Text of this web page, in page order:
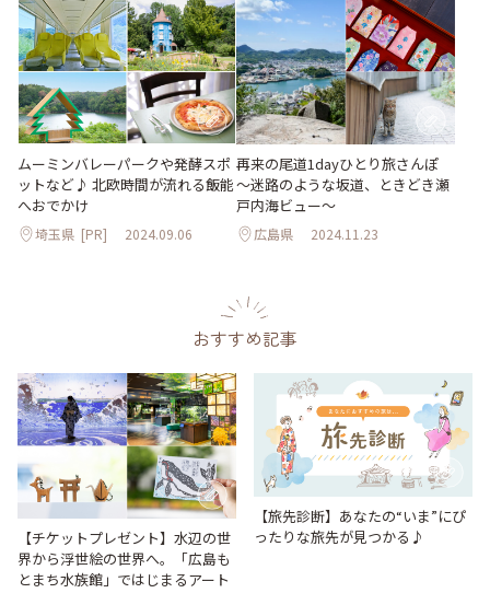
ムーミンバレーパークや発酵スポ
ットなど♪ 北欧時間が流れる飯能
へおでかけ
埼玉県 [PR] 2024.09.06
再来の尾道1dayひとり旅さんぽ
～迷路のような坂道、ときどき瀬
戸内海ビュー～
広島県 2024.11.23
おすすめ記事
【チケットプレゼント】水辺の世
界から浮世絵の世界へ。「広島も
とまち水族館」ではじまるアート
【旅先診断】あなたの“いま”にぴ
ったりな旅先が見つかる♪